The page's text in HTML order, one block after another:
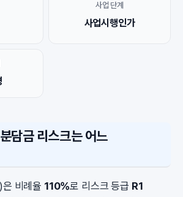
사업 단계
사업시행인가
담금 리스크는 어느
비례율 110%로 리스크 등급 R1